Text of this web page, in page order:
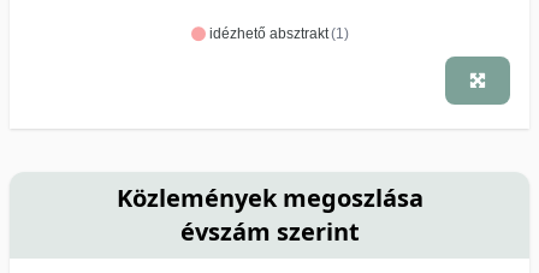
idézhető absztrakt(1)
Közlemények megoszlása
évszám szerint